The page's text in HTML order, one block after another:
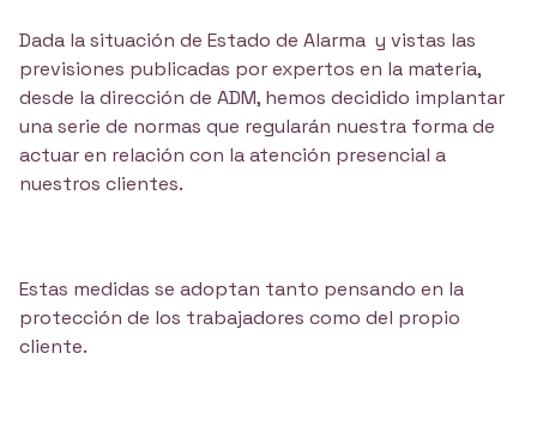
Dada la situación de Estado de Alarma y vistas las
previsiones publicadas por expertos en la materia,
desde la dirección de ADM, hemos decidido implantar
una serie de normas que regularán nuestra forma de
actuar en relación con la atención presencial a
nuestros clientes.
Estas medidas se adoptan tanto pensando en la
protección de los trabajadores como del propio
cliente.